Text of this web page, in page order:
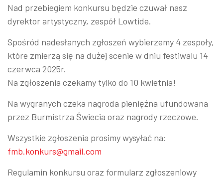
Nad przebiegiem konkursu będzie czuwał nasz
dyrektor artystyczny, zespół Lowtide.
Spośród nadesłanych zgłoszeń wybierzemy 4 zespoły,
które zmierzą się na dużej scenie w dniu festiwalu 14
czerwca 2025r.
Na zgłoszenia czekamy tylko do 10 kwietnia!
Na wygranych czeka nagroda pieniężna ufundowana
przez Burmistrza Świecia oraz nagrody rzeczowe.
Wszystkie zgłoszenia prosimy wysyłać na:
fmb.konkurs@gmail.com
Regulamin konkursu oraz formularz zgłoszeniowy